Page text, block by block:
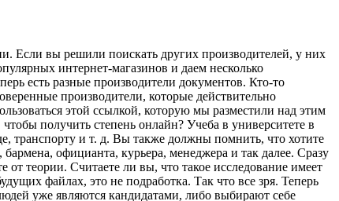
Если вы решили поискать других производителей, у них
интернет-магазинов и даем несколько
есть разные производители документов. Кто-то
производители, которые действительно
этой ссылкой, которую мы разместили над этим
получить степень онлайн? Учеба в университете в
транспорту и т. д. Вы также должны помнить, что хотите
официанта, курьера, менеджера и так далее. Сразу
от теории. Считаете ли вы, что такое исследование имеет
файлах, это не подработка. Так что все зря. Теперь
уже являются кандидатами, либо выбирают себе